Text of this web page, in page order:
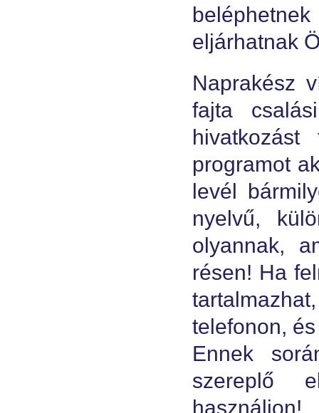
eljárhatnak
Naprakész
fajta
programot
levél
nyelvű,
olyannak,
résen! Ha
telefonon,
Ennek
szereplő
használjon!